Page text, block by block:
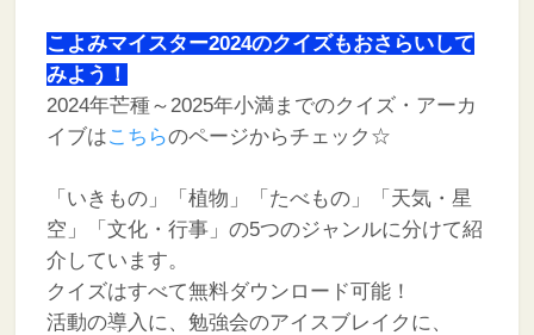
こよみマイスター2024のクイズもおさらいして
みよう！
2024年芒種～2025年小満までのクイズ・アーカ
イブはこちらのページからチェック☆
「いきもの」「植物」「たべもの」「天気・星
空」「文化・行事」の5つのジャンルに分けて紹
介しています。
クイズはすべて無料ダウンロード可能！
活動の導入に、勉強会のアイスブレイクに、